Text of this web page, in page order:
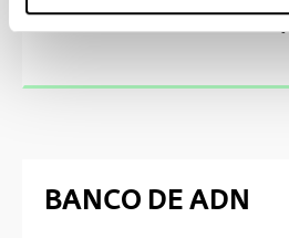
Conservación ADN
BANCO DE ADN